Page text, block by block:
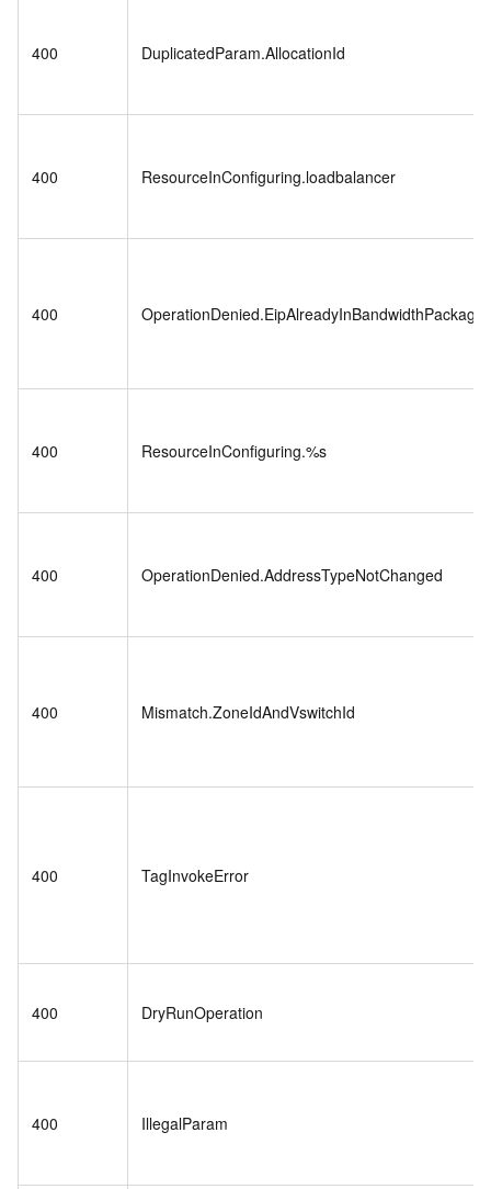
400 DuplicatedParam.AllocationId
400 ResourceInConfiguring.loadbalancer
400 OperationDenied.EipAlreadyInBandwidthPackage
400 ResourceInConfiguring.%s
400 OperationDenied.AddressTypeNotChanged
400 Mismatch.ZoneIdAndVswitchId
400 TagInvokeError
400 DryRunOperation
400 IllegalParam